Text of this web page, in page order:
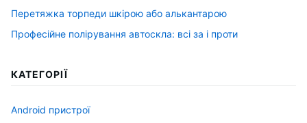
Перетяжка торпеди шкірою або алькантарою
Професійне полірування автоскла: всі за і проти
КАТЕГОРІЇ
Android пристрої